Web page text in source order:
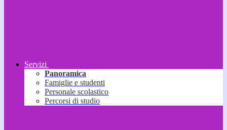
Servizi
Panoramica
Famiglie e studenti
Personale scolastico
Percorsi di studio